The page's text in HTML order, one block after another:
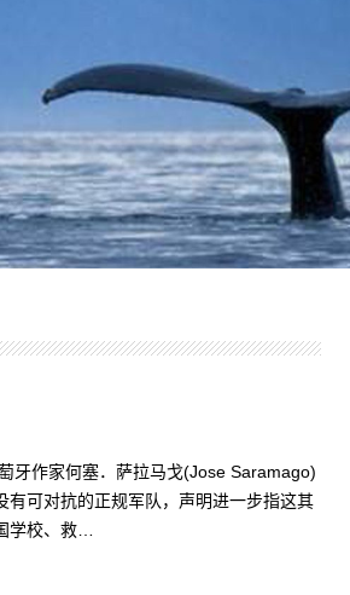
牙作家何塞．萨拉马戈(Jose Saramago)
可对抗的正规军队，声明进一步指这其
学校、救…